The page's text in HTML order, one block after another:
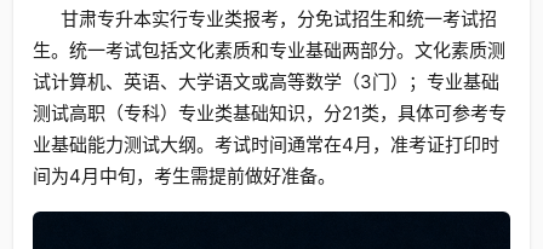
甘肃专升本实行专业类报考，分免试招生和统一考试招
生。统一考试包括文化素质和专业基础两部分。文化素质测
试计算机、英语、大学语文或高等数学（3门）；专业基础
测试高职（专科）专业类基础知识，分21类，具体可参考专
业基础能力测试大纲。考试时间通常在4月，准考证打印时
间为4月中旬，考生需提前做好准备。